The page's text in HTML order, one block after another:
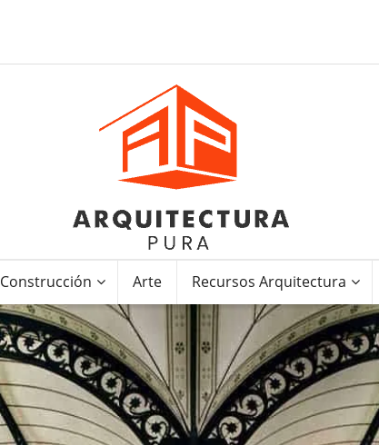
Construcción Arte Recursos Arquitectura